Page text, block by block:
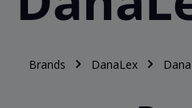
Brands DanaLex